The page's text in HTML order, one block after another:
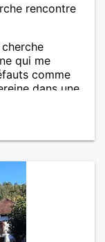
rencontre
qui me
comme
dans une